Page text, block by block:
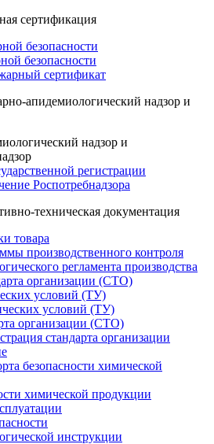
сертификация
безопасности
безопасности
сертификат
апидемиологический надзор и
надзор и
регистрации
Роспотребнадзора
техническая документация
товара
производственного контроля
регламента производства
организации (СТО)
условий (ТУ)
условий (ТУ)
организации (СТО)
стандарта организации
безопасности химической
химической продукции
инструкции